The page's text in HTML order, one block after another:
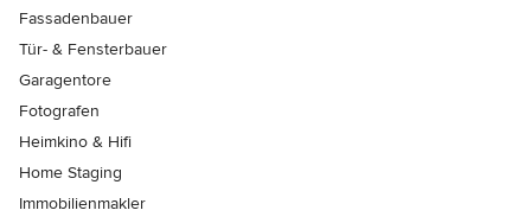
Fassadenbauer
Tür- & Fensterbauer
Garagentore
Fotografen
Heimkino & Hifi
Home Staging
Immobilienmakler